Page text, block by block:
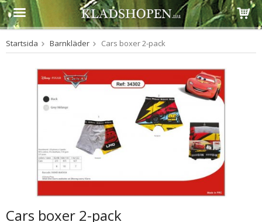
Produkten har blivit tillagd i varukorgen
Startsida Barnkläder Cars boxer 2-pack
Cars boxer 2-pack